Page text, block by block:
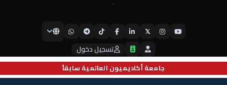
جامعة أكاديميون العالمية سابقاً
𝕏
تسجيل دخول
جامعة أيبكسي العالمية